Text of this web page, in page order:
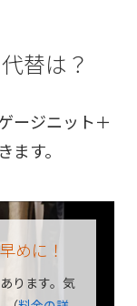
替は？
ージニット＋
す。
めに！
ります。気